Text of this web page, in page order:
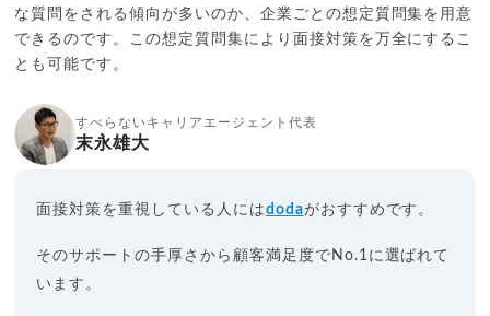
な質問をされる傾向が多いのか、企業ごとの想定質問集を用意
できるのです。この想定質問集により面接対策を万全にするこ
とも可能です。
すべらないキャリアエージェント代表
末永雄大
面接対策を重視している人にはdodaがおすすめです。
そのサポートの手厚さから顧客満足度でNo.1に選ばれて
います。